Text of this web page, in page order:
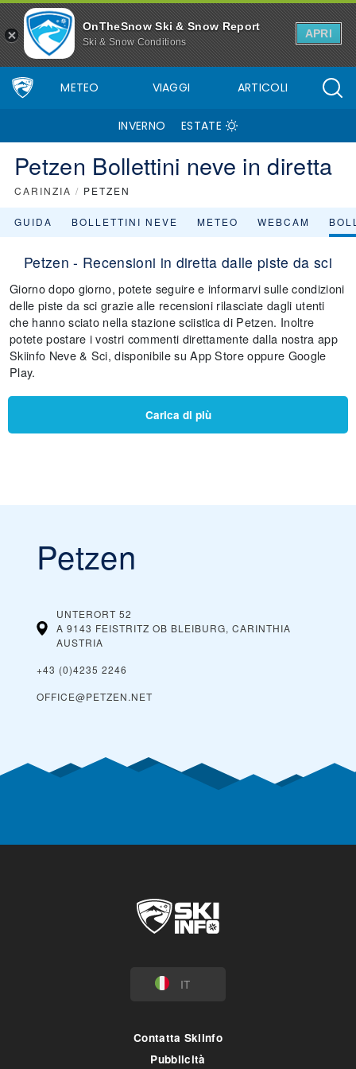
OnTheSnow Ski & Snow Report
Ski & Snow Conditions
APRI
METEO VIAGGI ARTICOLI
INVERNO ESTATE
Petzen Bollettini neve in diretta
CARINZIA / PETZEN
GUIDA BOLLETTINI NEVE METEO WEBCAM
Petzen - Recensioni in diretta dalle piste da sci
Giorno dopo giorno, potete seguire e informarvi sulle condizioni
delle piste da sci grazie alle recensioni rilasciate dagli utenti
che hanno sciato nella stazione sciistica di Petzen. Inoltre
potete postare i vostri commenti direttamente dalla nostra app
Skiinfo Neve & Sci, disponibile su App Store oppure Google
Play.
Carica di più
Petzen
UNTERORT 52
A 9143 FEISTRITZ OB BLEIBURG, CARINTHIA
AUSTRIA
+43 (0)4235 2246
OFFICE@PETZEN.NET
IT
Contatta Skiinfo
Pubblicità